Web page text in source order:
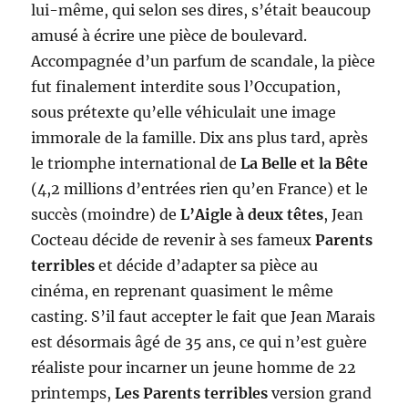
lui-même, qui selon ses dires, s’était beaucoup
amusé à écrire une pièce de boulevard.
Accompagnée d’un parfum de scandale, la pièce
fut finalement interdite sous l’Occupation,
sous prétexte qu’elle véhiculait une image
immorale de la famille. Dix ans plus tard, après
le triomphe international deLa Belle et la Bête
(4,2 millions d’entrées rien qu’en France) et le
succès (moindre) deL’Aigle à deux têtes, Jean
Cocteau décide de revenir à ses fameuxParents
terribles et décide d’adapter sa pièce au
cinéma, en reprenant quasiment le même
casting. S’il faut accepter le fait que Jean Marais
est désormais âgé de 35 ans, ce qui n’est guère
réaliste pour incarner un jeune homme de 22
printemps,Les Parents terribles version grand